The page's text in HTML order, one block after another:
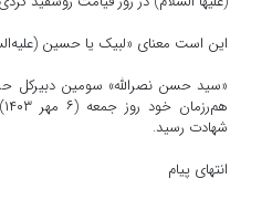
این است معنای «لبیک یا حسین
«سید حسن نصرالله» سومین دبیرکل
شهادت رسید.
انتهای پیام